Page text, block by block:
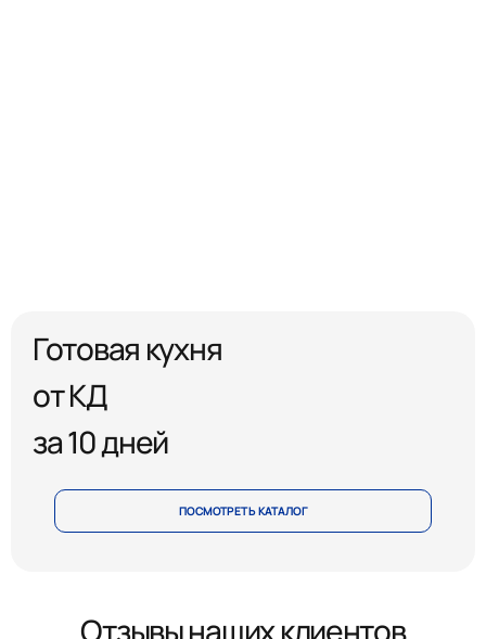
Готовая кухня
от КД
за 10 дней
ПОСМОТРЕТЬ КАТАЛОГ
Отзывы наших клиентов